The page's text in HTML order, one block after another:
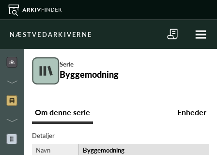
NÆSTVEDARKIVERNE
Serie
Byggemodning
Om denne serie Enheder
Detaljer
Navn
Byggemodning